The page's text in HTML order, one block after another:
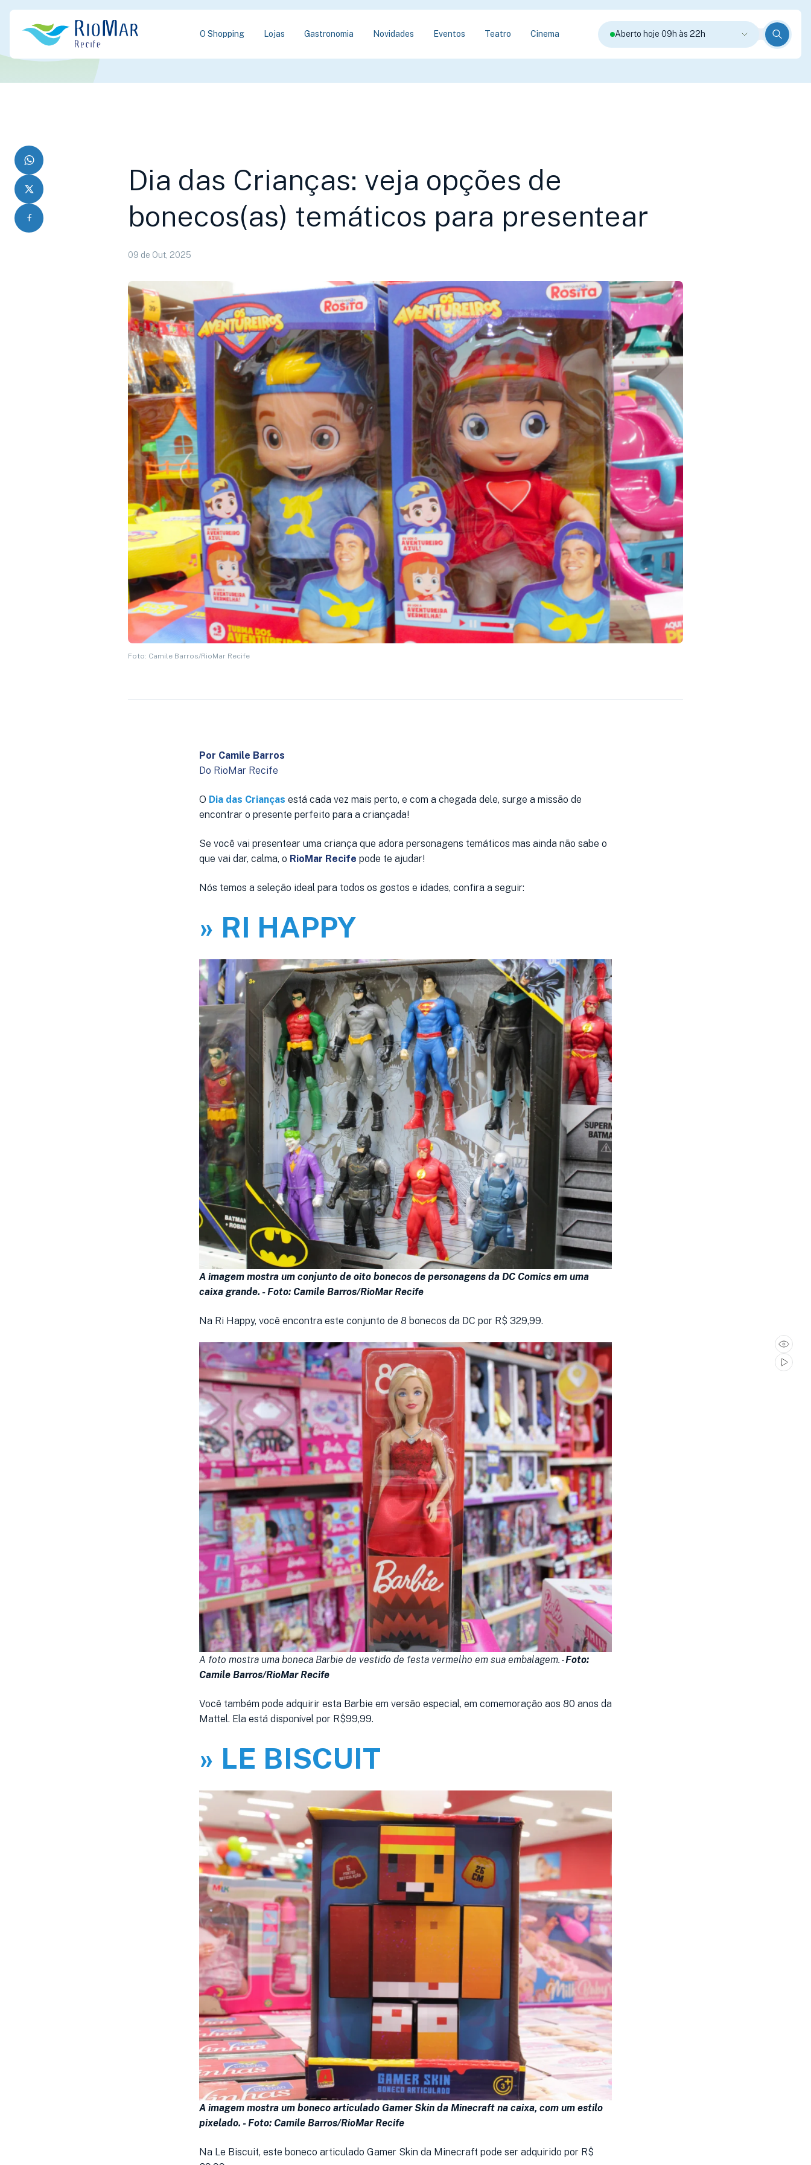
O Shopping Lojas Gastronomia Novidades Eventos Teatro Cinema Aberto hoje 09h às 22h
Dia das Crianças: veja opções de
bonecos(as) temáticos para presentear
09 de Out, 2025
Foto: Camile Barros/RioMar Recife
Por Camile Barros
Do RioMar Recife
O Dia das Crianças está cada vez mais perto, e com a chegada dele, surge a missão de
encontrar o presente perfeito para a criançada!
Se você vai presentear uma criança que adora personagens temáticos mas ainda não sabe o
que vai dar, calma, o RioMar Recife pode te ajudar!
Nós temos a seleção ideal para todos os gostos e idades, confira a seguir:
» RI HAPPY
A imagem mostra um conjunto de oito bonecos de personagens da DC Comics em uma
caixa grande. -Foto: Camile Barros/RioMar Recife
Na Ri Happy, você encontra este conjunto de 8 bonecos da DC por R$ 329,99.
A foto mostra uma boneca Barbie de vestido de festa vermelho em sua embalagem. -Foto:
Camile Barros/RioMar Recife
Você também pode adquirir esta Barbie em versão especial, em comemoração aos 80 anos da
Mattel. Ela está disponível por R$99,99.
» LE BISCUIT
A imagem mostra um boneco articulado Gamer Skin da Minecraft na caixa, com um estilo
pixelado. -Foto: Camile Barros/RioMar Recife
Na Le Biscuit, este boneco articulado Gamer Skin da Minecraft pode ser adquirido por R$